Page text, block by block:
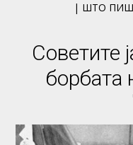
| ШТО
Советите
борбата